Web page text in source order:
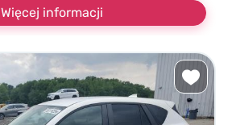
Więcej informacji